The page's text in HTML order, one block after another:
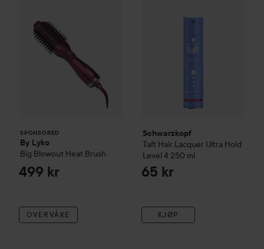
SPONSORED
By Lyko
Big Blowout Heat Brush
499 kr
OVERVÅKE
Schwarzkopf
Taft Hair Lacquer Ultra Hold
Level 4 250 ml
65 kr
KJØP